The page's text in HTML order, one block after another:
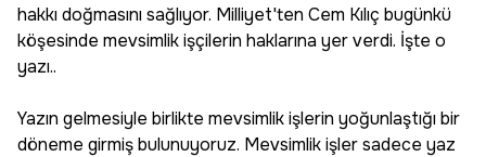
hakkı doğmasını sağlıyor. Milliyet'ten Cem Kılıç bugünkü
köşesinde mevsimlik işçilerin haklarına yer verdi. İşte o
yazı..
Yazın gelmesiyle birlikte mevsimlik işlerin yoğunlaştığı bir
döneme girmiş bulunuyoruz. Mevsimlik işler sadece yaz